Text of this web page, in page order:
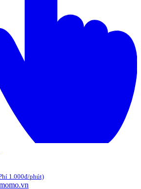
1.000đ/phút)